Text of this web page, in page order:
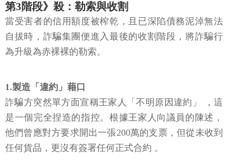
第3階段》殺：勒索與收割
當受害者的信用額度被榨乾，且已深陷債務泥淖無法
自拔時，詐騙集團便進入最後的收割階段，將詐騙行
為升級為赤裸裸的勒索。
1.製造「違約」藉口
詐騙方突然單方面宣稱王家人「不明原因違約」 ，這
是一個完全捏造的指控。根據王家人向議員的陳述，
他們曾應對方要求開出一張200萬的支票，但從未收到
任何貨品，更沒有簽署任何正式合約 。